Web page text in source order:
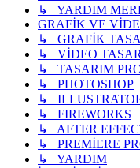
↳ YARDIM
GRAFİK VE
↳ GRAFİK
↳ VİDEO
↳ TASARIM
↳ PHOTOSHOP
↳
↳ FIREWORKS
↳ AFTER
↳ PREMİERE
↳ YARDIM